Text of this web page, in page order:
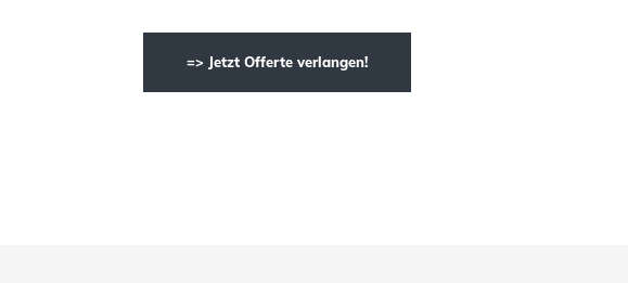
=> Jetzt Offerte verlangen!